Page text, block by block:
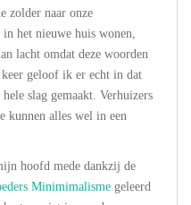
zolder naar onze
het nieuwe huis wonen,
lacht omdat deze woorden
geloof ik er echt in dat
slag gemaakt. Verhuizers
kunnen alles wel in een
hoofd mede dankzij de
Minimimalisme geleerd